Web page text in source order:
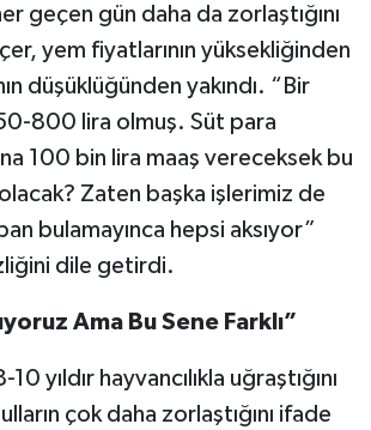
geçen gün daha da zorlaştığını
yem fiyatlarının yüksekliğinden
düşüklüğünden yakındı. “Bir
800 lira olmuş. Süt para
100 bin lira maaş vereceksek bu
olacak? Zaten başka işlerimiz de
bulamayınca hepsi aksıyor”
dile getirdi.
Ama Bu Sene Farklı”
yıldır hayvancılıkla uğraştığını
çok daha zorlaştığını ifade